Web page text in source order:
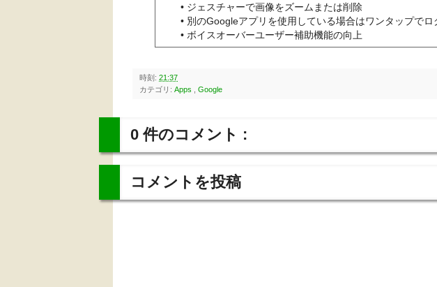
• ジェスチャーで画像をズームまたは削除
• 別のGoogleアプリを使用している場合はワンタップでロ
• ボイスオーバーユーザー補助機能の向上
時刻: 21:37
カテゴリ: Apps Google
0 件のコメント :
コメントを投稿